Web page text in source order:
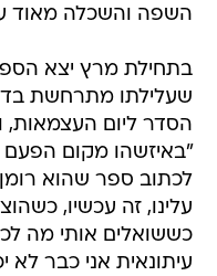
השפה והשכלה מאוד
בתחילת מרץ יצא
שעלילתו מתרחשת
הסדר ליום העצמאות,
"באיזשהו מקום
לכתוב ספר שהוא
עלינו, זה עכשיו,
כששואלים אותי מה
עיתונאית אני כבר לא